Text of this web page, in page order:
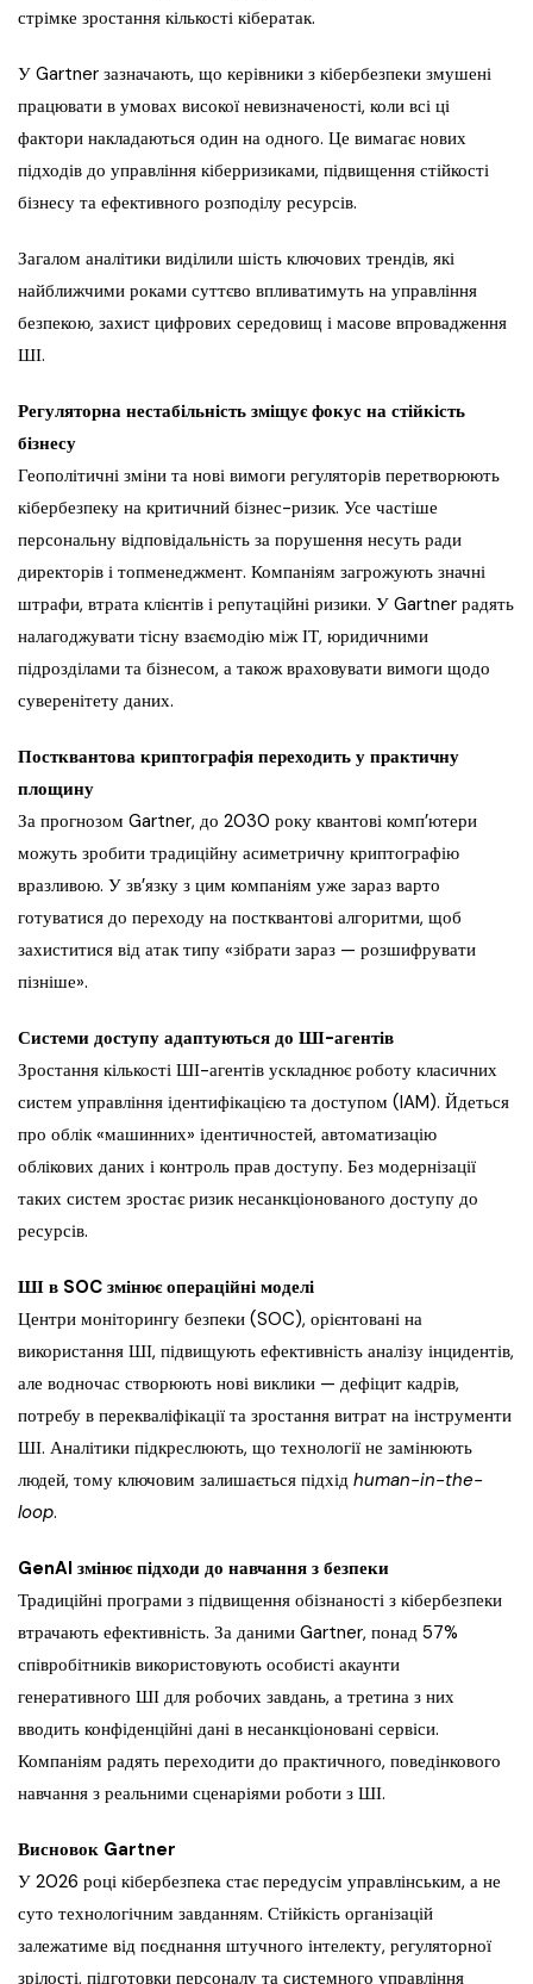
стрімке зростання кількості кібератак.
У Gartner зазначають, що керівники з кібербезпеки змушені
працювати в умовах високої невизначеності, коли всі ці
фактори накладаються один на одного. Це вимагає нових
підходів до управління кіберризиками, підвищення стійкості
бізнесу та ефективного розподілу ресурсів.
Загалом аналітики виділили шість ключових трендів, які
найближчими роками суттєво впливатимуть на управління
безпекою, захист цифрових середовищ і масове впровадження
ШІ.
Регуляторна нестабільність зміщує фокус на стійкість
бізнесу
Геополітичні зміни та нові вимоги регуляторів перетворюють
кібербезпеку на критичний бізнес-ризик. Усе частіше
персональну відповідальність за порушення несуть ради
директорів і топменеджмент. Компаніям загрожують значні
штрафи, втрата клієнтів і репутаційні ризики. У Gartner радять
налагоджувати тісну взаємодію між ІТ, юридичними
підрозділами та бізнесом, а також враховувати вимоги щодо
суверенітету даних.
Постквантова криптографія переходить у практичну
площину
За прогнозом Gartner, до 2030 року квантові комп’ютери
можуть зробити традиційну асиметричну криптографію
вразливою. У зв’язку з цим компаніям уже зараз варто
готуватися до переходу на постквантові алгоритми, щоб
захиститися від атак типу «зібрати зараз — розшифрувати
пізніше».
Системи доступу адаптуються до ШІ-агентів
Зростання кількості ШІ-агентів ускладнює роботу класичних
систем управління ідентифікацією та доступом (IAM). Йдеться
про облік «машинних» ідентичностей, автоматизацію
облікових даних і контроль прав доступу. Без модернізації
таких систем зростає ризик несанкціонованого доступу до
ресурсів.
ШІ в SOC змінює операційні моделі
Центри моніторингу безпеки (SOC), орієнтовані на
використання ШІ, підвищують ефективність аналізу інцидентів,
але водночас створюють нові виклики — дефіцит кадрів,
потребу в перекваліфікації та зростання витрат на інструменти
ШІ. Аналітики підкреслюють, що технології не замінюють
людей, тому ключовим залишається підхід human-in-the-
loop.
GenAI змінює підходи до навчання з безпеки
Традиційні програми з підвищення обізнаності з кібербезпеки
втрачають ефективність. За даними Gartner, понад 57%
співробітників використовують особисті акаунти
генеративного ШІ для робочих завдань, а третина з них
вводить конфіденційні дані в несанкціоновані сервіси.
Компаніям радять переходити до практичного, поведінкового
навчання з реальними сценаріями роботи з ШІ.
Висновок Gartner
У 2026 році кібербезпека стає передусім управлінським, а не
суто технологічним завданням. Стійкість організацій
залежатиме від поєднання штучного інтелекту, регуляторної
зрілості, підготовки персоналу та системного управління